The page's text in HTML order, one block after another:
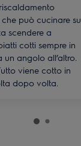
può cucinare su
scendere a
cotti sempre in
angolo all’altro.
viene cotto in
dopo volta.